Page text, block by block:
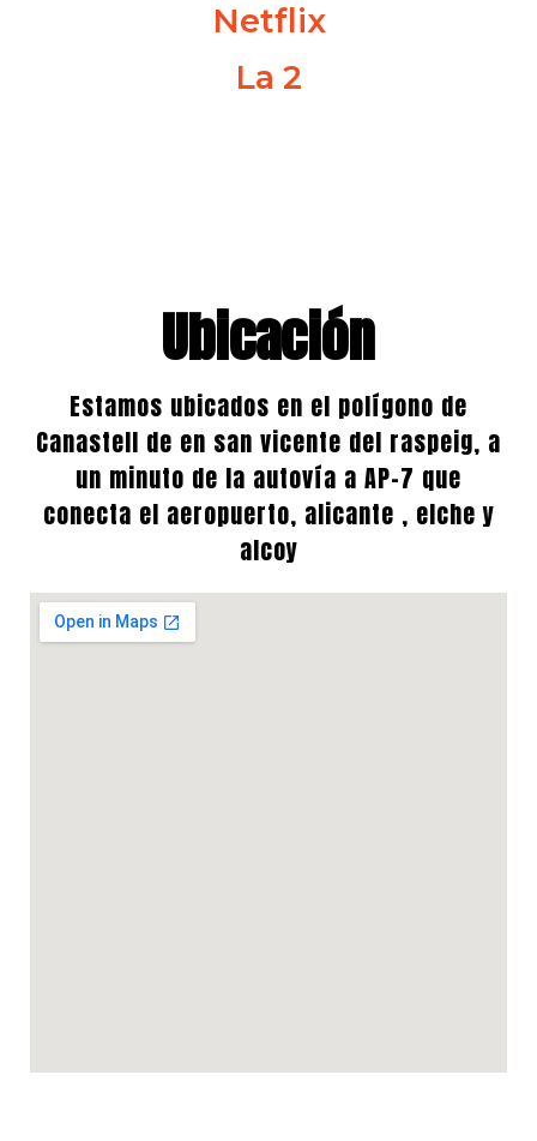
Netflix
La 2
Ubicación
Estamos ubicados en el polígono de
Canastell de en san vicente del raspeig, a
un minuto de la autovía a AP-7 que
conecta el aeropuerto, alicante , elche y
alcoy